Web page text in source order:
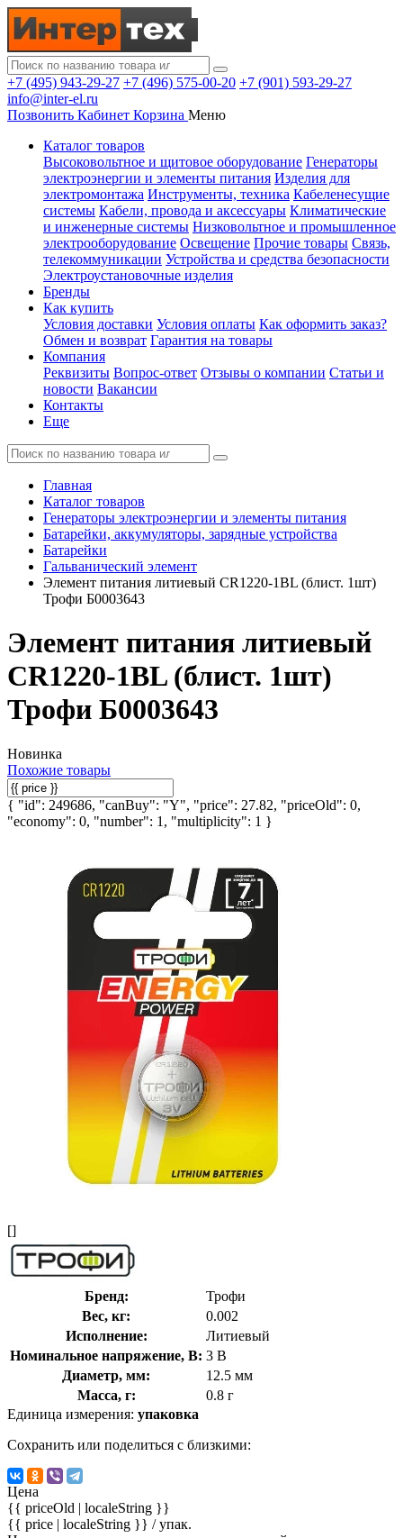
+7 (495) 943-29-27 +7 (496) 575-00-20 +7 (901) 593-29-27
info@inter-el.ru
Позвонить Кабинет Корзина Меню
Каталог товаров
Высоковольтное и щитовое оборудование Генераторы
электроэнергии и элементы питания Изделия для
электромонтажа Инструменты, техника Кабеленесущие
системы Кабели, провода и аксессуары Климатические
и инженерные системы Низковольтное и промышленное
электрооборудование Освещение Прочие товары Связь,
телекоммуникации Устройства и средства безопасности
Электроустановочные изделия
Бренды
Как купить
Условия доставки Условия оплаты Как оформить заказ?
Обмен и возврат Гарантия на товары
Компания
Реквизиты Вопрос-ответ Отзывы о компании Статьи и
новости Вакансии
Контакты
Еще
Главная
Каталог товаров
Генераторы электроэнергии и элементы питания
Батарейки, аккумуляторы, зарядные устройства
Батарейки
Гальванический элемент
Элемент питания литиевый CR1220-1BL (блист. 1шт)
Трофи Б0003643
Элемент питания литиевый
CR1220-1BL (блист. 1шт)
Трофи Б0003643
Новинка
Похожие товары
{ "id": 249686, "canBuy": "Y", "price": 27.82, "priceOld": 0,
"economy": 0, "number": 1, "multiplicity": 1 }
[]
Бренд:
Трофи
Вес, кг:
0.002
Исполнение:
Литиевый
Номинальное напряжение, В: 3 В
Диаметр, мм:
12.5 мм
Масса, г:
0.8 г
Единица измерения: упаковка
Сохранить или поделиться с близкими:
Цена
{{ priceOld | localeString }}
{{ price | localeString }} / упак.